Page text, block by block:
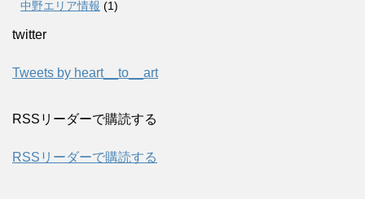
中野エリア情報 (1)
twitter
Tweets by heart__to__art
RSSリーダーで購読する
RSSリーダーで購読する